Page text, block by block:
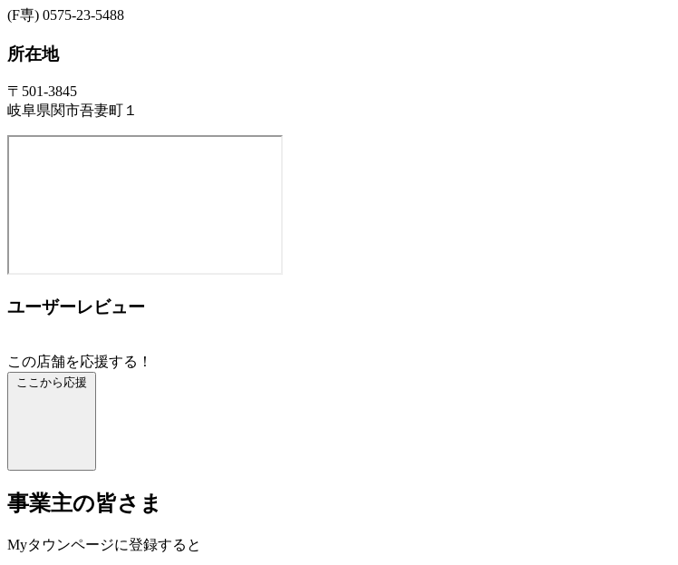
(F専) 0575-23-5488
所在地
〒501-3845
岐阜県関市吾妻町１
ユーザーレビュー
この店舗を応援する！
ここから応援
事業主の皆さま
Myタウンページに登録すると